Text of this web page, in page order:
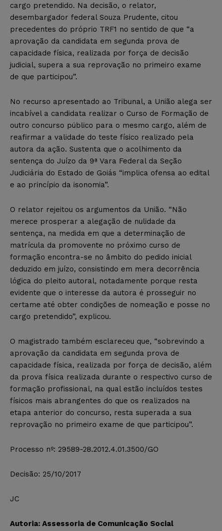
cargo pretendido. Na decisão, o relator,
desembargador federal Souza Prudente, citou
precedentes do próprio TRF1 no sentido de que “a
aprovação da candidata em segunda prova de
capacidade física, realizada por força de decisão
judicial, supera a sua reprovação no primeiro exame
de que participou”.
No recurso apresentado ao Tribunal, a União alega ser
incabível a candidata realizar o Curso de Formação de
outro concurso público para o mesmo cargo, além de
reafirmar a validade do teste físico realizado pela
autora da ação. Sustenta que o acolhimento da
sentença do Juízo da 9ª Vara Federal da Seção
Judiciária do Estado de Goiás “implica ofensa ao edital
e ao princípio da isonomia”.
O relator rejeitou os argumentos da União. “Não
merece prosperar a alegação de nulidade da
sentença, na medida em que a determinação de
matrícula da promovente no próximo curso de
formação encontra-se no âmbito do pedido inicial
deduzido em juízo, consistindo em mera decorrência
lógica do pleito autoral, notadamente porque resta
evidente que o interesse da autora é prosseguir no
certame até obter condições de nomeação e posse no
cargo pretendido”, explicou.
O magistrado também esclareceu que, “sobrevindo a
aprovação da candidata em segunda prova de
capacidade física, realizada por força de decisão, além
da prova física realizada durante o respectivo curso de
formação profissional, na qual estão incluídos testes
físicos mais abrangentes do que os realizados na
etapa anterior do concurso, resta superada a sua
reprovação no primeiro exame de que participou”.
Processo nº: 29589-28.2012.4.01.3500/GO
Decisão: 25/10/2017
JC
Autoria: Assessoria de Comunicação Social